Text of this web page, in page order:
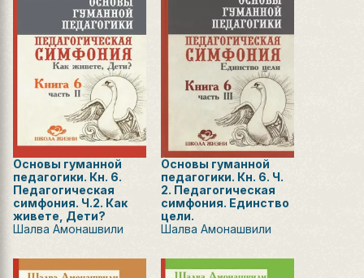
Основы гуманной
педагогики. Кн. 6.
Педагогическая
симфония. Ч.2. Как
живете, Дети?
Шалва Амонашвили
Основы гуманной
педагогики. Кн. 6. Ч.
2. Педагогическая
симфония. Единство
цели.
Шалва Амонашвили